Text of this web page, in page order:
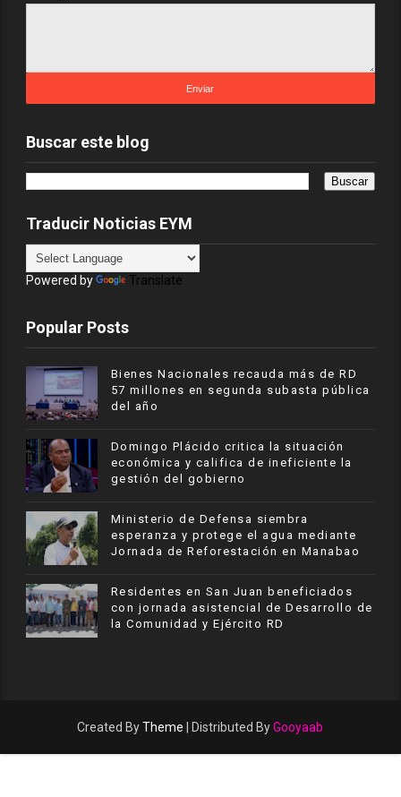
Buscar este blog
Traducir Noticias EYM
Powered by Translate
Popular Posts
Bienes Nacionales recauda más de RD
57 millones en segunda subasta pública
del año
​Domingo Plácido critica la situación
económica y califica de ineficiente la
gestión del gobierno
Ministerio de Defensa siembra
esperanza y protege el agua mediante
Jornada de Reforestación en Manabao
Residentes en San Juan beneficiados
con jornada asistencial de Desarrollo de
la Comunidad y Ejército RD
Created ByTheme | Distributed ByGooyaab